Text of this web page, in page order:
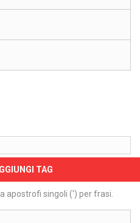
TAG
apostrofi singoli (') per frasi.